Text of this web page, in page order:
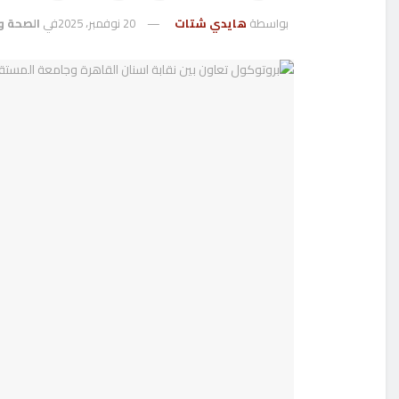
بواسطة هايدي شتات 20 نوفمبر، 2025 في الصحة